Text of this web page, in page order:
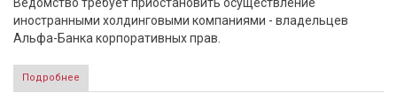
иностранными холдинговыми компаниями - владельцев
Альфа-Банка корпоративных прав.
Подробнее